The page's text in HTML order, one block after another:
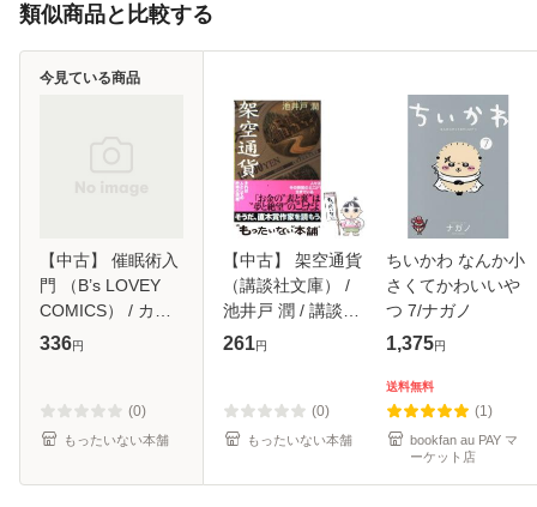
類似商品と比較する
【中古】 催眠術入
門 （B’s LOVEY
COMICS） / カシ
オ / KADOKAWA
336円
(0)
もったいない本舗
今見ている商品
【中古】 架空通貨
（講談社文庫） /
池井戸 潤 / 講談社
[文庫]【メール便送
261円
(0)
もったいない本舗
ちいかわ なんか小
さくてかわいいや
つ 7/ナガノ
1,375円
送料無料
(1)
bookfan au PAY マ
ーケット店